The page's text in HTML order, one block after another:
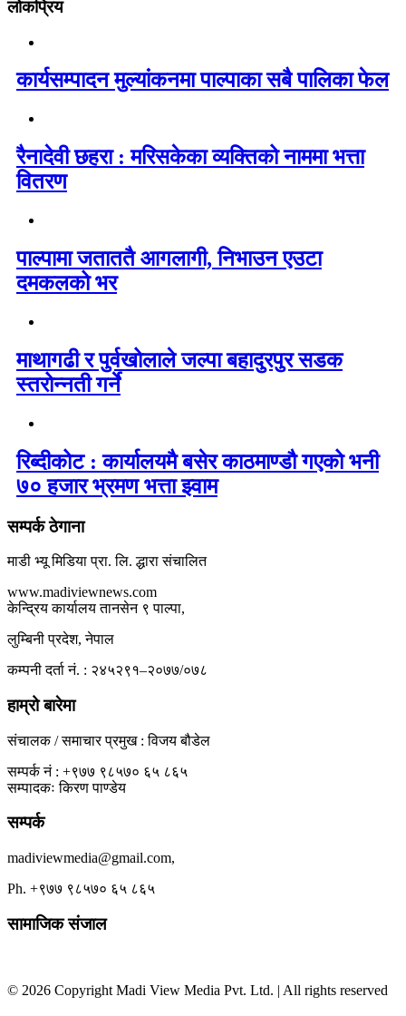
लोकप्रिय
कार्यसम्पादन मुल्यांकनमा पाल्पाका सबै पालिका फेल
रैनादेवी छहरा : मरिसकेका व्यक्तिको नाममा भत्ता
वितरण
पाल्पामा जताततै आगलागी, निभाउन एउटा
दमकलको भर
माथागढी र पुर्वखोलाले जल्पा बहादुरपुर सडक
स्तरोन्नती गर्ने
रिब्दीकोट : कार्यालयमै बसेर काठमाण्डौ गएको भनी
७० हजार भ्रमण भत्ता झ्वाम
सम्पर्क ठेगाना
माडी भ्यू मिडिया प्रा. लि. द्धारा संचालित
www.madiviewnews.com
केन्द्रिय कार्यालय तानसेन ९ पाल्पा,
लुम्बिनी प्रदेश, नेपाल
कम्पनी दर्ता नं. : २४५२९१–२०७७/०७८
हाम्रो बारेमा
संचालक / समाचार प्रमुख : विजय बौडेल
सम्पर्क नं : +९७७ ९८५७० ६५ ८६५
सम्पादकः किरण पाण्डेय
सम्पर्क
madiviewmedia@gmail.com,
Ph. +९७७ ९८५७० ६५ ८६५
सामाजिक संजाल
© 2026 Copyright Madi View Media Pvt. Ltd. | All rights reserved